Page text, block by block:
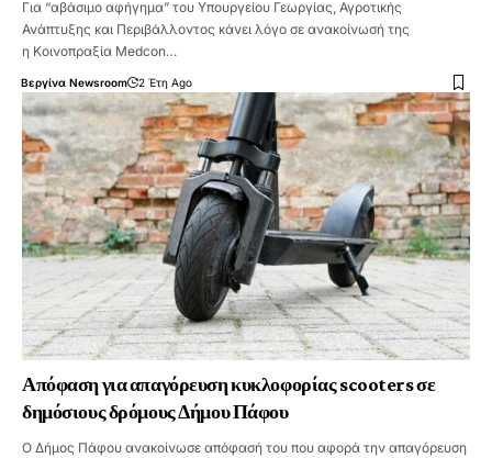
Για “αβάσιμο αφήγημα” του Υπουργείου Γεωργίας, Αγροτικής
Ανάπτυξης και Περιβάλλοντος κάνει λόγο σε ανακοίνωσή της
η Κοινοπραξία Medcon…
Βεργίνα Newsroom 2 Έτη Ago
Απόφαση για απαγόρευση κυκλοφορίας scooters σε
δημόσιους δρόμους Δήμου Πάφου
Ο Δήμος Πάφου ανακοίνωσε απόφασή του που αφορά την απαγόρευση